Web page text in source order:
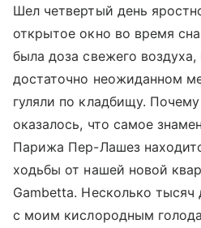
Шел четвертый день
открытое окно во время
была доза свежего
достаточно неожиданном
гуляли по кладбищу.
оказалось, что самое
Парижа Пер-Лашез
ходьбы от нашей новой
Gambetta. Несколько тысяч
с моим кислородным